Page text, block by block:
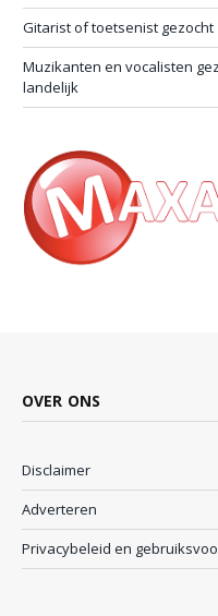
Gitarist of toetsenist gezocht
Muzikanten en vocalisten
landelijk
OVER ONS
Disclaimer
Adverteren
Privacybeleid en